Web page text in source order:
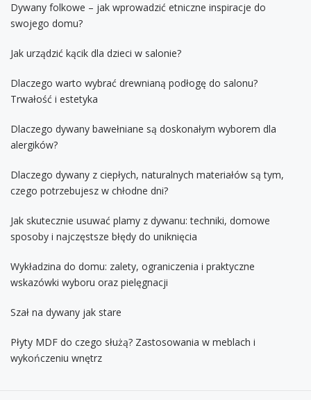
Dywany folkowe – jak wprowadzić etniczne inspiracje do
swojego domu?
Jak urządzić kącik dla dzieci w salonie?
Dlaczego warto wybrać drewnianą podłogę do salonu?
Trwałość i estetyka
Dlaczego dywany bawełniane są doskonałym wyborem dla
alergików?
Dlaczego dywany z ciepłych, naturalnych materiałów są tym,
czego potrzebujesz w chłodne dni?
Jak skutecznie usuwać plamy z dywanu: techniki, domowe
sposoby i najczęstsze błędy do uniknięcia
Wykładzina do domu: zalety, ograniczenia i praktyczne
wskazówki wyboru oraz pielęgnacji
Szał na dywany jak stare
Płyty MDF do czego służą? Zastosowania w meblach i
wykończeniu wnętrz